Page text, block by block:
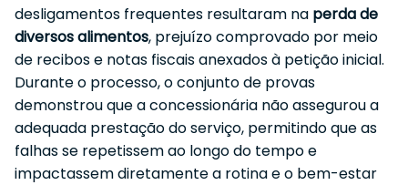
desligamentos frequentes resultaram na perda de
diversos alimentos, prejuízo comprovado por meio
de recibos e notas fiscais anexados à petição inicial.
Durante o processo, o conjunto de provas
demonstrou que a concessionária não assegurou a
adequada prestação do serviço, permitindo que as
falhas se repetissem ao longo do tempo e
impactassem diretamente a rotina e o bem-estar